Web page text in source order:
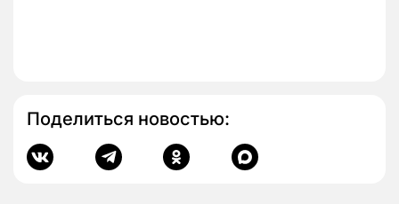
Поделиться новостью: